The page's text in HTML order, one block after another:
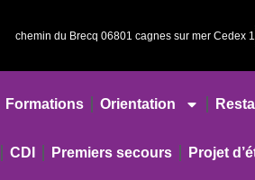
chemin du Brecq 06801 cagnes sur mer Cedex 1
Formations Orientation
CDI Premiers secours Projet